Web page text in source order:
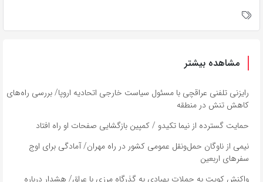
مشاهده بیشتر
رایزنی تلفنی عراقچی با مسئول سیاست خارجی اتحادیه اروپا/ بررسی راه‌های
کاهش تنش در منطقه
حمایت گسترده از نیما تکیدو / کمپین بازگشایی صفحات او راه افتاد
نیمی از ناوگان حمل‌ونقل عمومی کشور در راه مهران/ آمادگی برای اوج
سفر‌های اربعین
واکنش کویت به حملات پهپادی به گذرگاه مرزی با عراق/ هشدار درباره